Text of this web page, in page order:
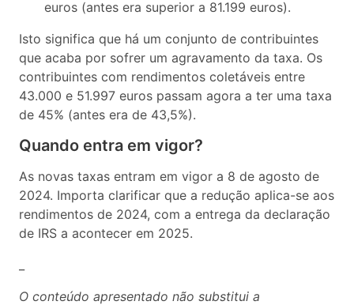
euros (antes era superior a 81.199 euros).
Isto significa que há um conjunto de contribuintes
que acaba por sofrer um agravamento da taxa. Os
contribuintes com rendimentos coletáveis entre
43.000 e 51.997 euros passam agora a ter uma taxa
de 45% (antes era de 43,5%).
Quando entra em vigor?
As novas taxas entram em vigor a 8 de agosto de
2024. Importa clarificar que a redução aplica-se aos
rendimentos de 2024, com a entrega da declaração
de IRS a acontecer em 2025.
O conteúdo apresentado não substitui a